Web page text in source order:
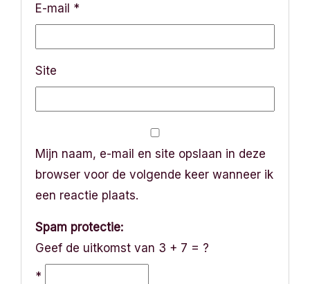
E-mail *
Site
Mijn naam, e-mail en site opslaan in deze
browser voor de volgende keer wanneer ik
een reactie plaats.
Spam protectie:
Geef de uitkomst van 3 + 7 = ?
*